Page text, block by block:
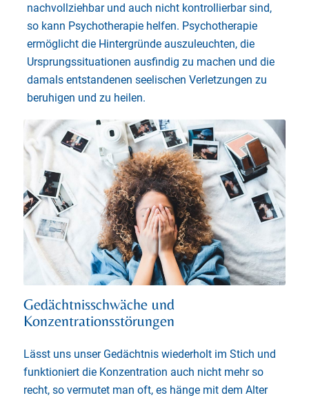
nachvollziehbar und auch nicht kontrollierbar sind,
so kann Psychotherapie helfen. Psychotherapie
ermöglicht die Hintergründe auszuleuchten, die
Ursprungssituationen ausfindig zu machen und die
damals entstandenen seelischen Verletzungen zu
beruhigen und zu heilen.
Gedächtnisschwäche und
Konzentrationsstörungen
Lässt uns unser Gedächtnis wiederholt im Stich und
funktioniert die Konzentration auch nicht mehr so
recht, so vermutet man oft, es hänge mit dem Alter